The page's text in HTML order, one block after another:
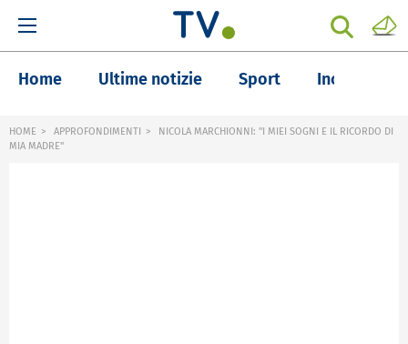
Home Ultime notizie Sport Inchieste
HOME APPROFONDIMENTI
NICOLA MARCHIONNI: "I MIEI SOGNI E IL RICORDO DI
MIA MADRE"